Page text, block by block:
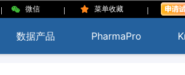
| 微信 | 菜单收藏 |
数据产品 PharmaPro